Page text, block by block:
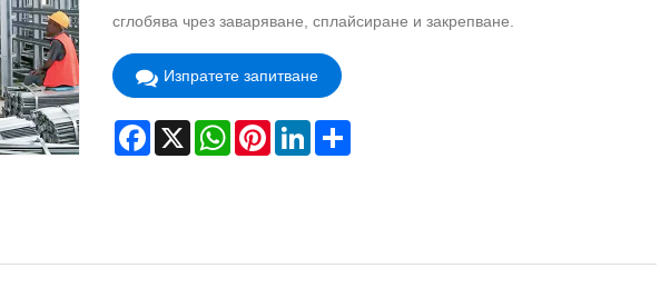
сглобява чрез заваряване, сплайсиране и закрепване.
Изпратете запитване
Facebook
X WhatsAppPinterestLinkedInShare